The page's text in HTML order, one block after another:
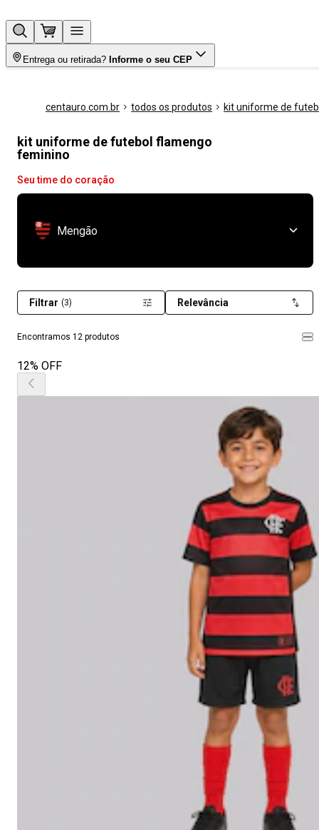
Entrega ou retirada? Informe o seu CEP
centauro.com.br todos os produtos kit uniforme de
kit uniforme de futebol flamengo
feminino
Seu time do coração
Mengão
Encontramos 12 produtos
Filtrar (3) Relevância
12% OFF